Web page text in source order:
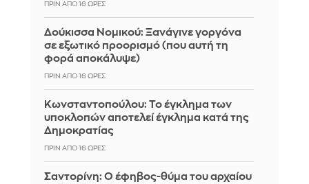
ΠΡΙΝ ΑΠΌ 16 ΏΡΕΣ
Δούκισσα Νομικού: Ξανάγινε γοργόνα
σε εξωτικό προορισμό (που αυτή τη
φορά αποκάλυψε)
ΠΡΙΝ ΑΠΌ 16 ΏΡΕΣ
Κωνσταντοπούλου: Το έγκλημα των
υποκλοπών αποτελεί έγκλημα κατά της
Δημοκρατίας
ΠΡΙΝ ΑΠΌ 16 ΏΡΕΣ
Σαντορίνη: Ο έφηβος-θύμα του αρχαίου